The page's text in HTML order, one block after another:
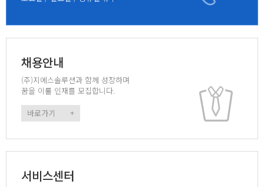
채용안내
(주)지에스솔루션과 함께 성장하며
꿈을 이룰 인재를 모집합니다.
바로가기
+
서비스센터